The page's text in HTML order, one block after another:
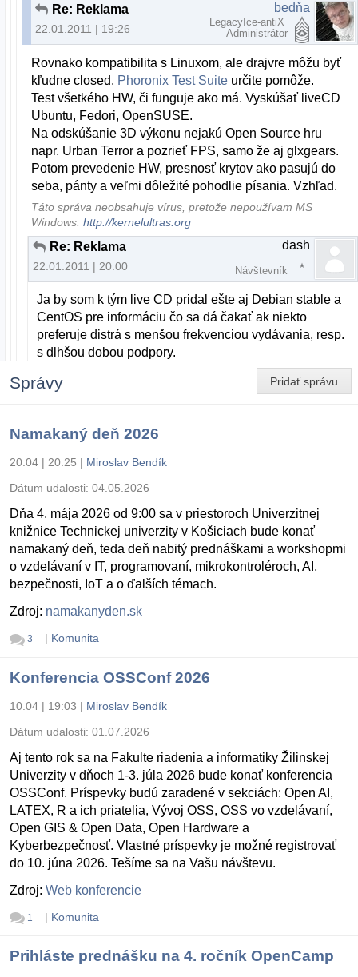
Re: Reklama
22.01.2011 | 19:26
bedňa
LegacyIce-antiX
Administrátor
Rovnako kompatibilita s Linuxom, ale drajvre môžu byť
kľudne closed. Phoronix Test Suite určite pomôže.
Test všetkého HW, či funguje ako má. Vyskúšať liveCD
Ubuntu, Fedori, OpenSUSE.
Na odskúšanie 3D výkonu nejakú Open Source hru
napr. Urban Terror a pozrieť FPS, samo že aj glxgears.
Potom prevedenie HW, presnosť krytov ako pasujú do
seba, pánty a veľmi dôležité pohodlie písania. Vzhľad.
Táto správa neobsahuje vírus, pretože nepoužívam MS
Windows.http://kernelultras.org
Re: Reklama
22.01.2011 | 20:00
dash
Návštevník
Ja by som k tým live CD pridal ešte aj Debian stable a
CentOS pre informáciu čo sa dá čakať ak niekto
preferuje distrá s menšou frekvenciou vydávania, resp.
s dlhšou dobou podpory.
Pridať správu
Správy
Namakaný deň 2026
20.04 | 20:25 | Miroslav Bendík
Dátum udalosti: 04.05.2026
Dňa 4. mája 2026 od 9:00 sa v priestoroch Univerzitnej
knižnice Technickej univerzity v Košiciach bude konať
namakaný deň, teda deň nabitý prednáškami a workshopmi
o vzdelávaní v IT, programovaní, mikrokontroléroch, AI,
bezpečnosti, IoT a o ďalších témach.
Zdroj: namakanyden.sk
3 | Komunita
Konferencia OSSConf 2026
10.04 | 19:03 | Miroslav Bendík
Dátum udalosti: 01.07.2026
Aj tento rok sa na Fakulte riadenia a informatiky Žilinskej
Univerzity v dňoch 1-3. júla 2026 bude konať konferencia
OSSConf. Príspevky budú zaradené v sekciách: Open AI,
LATEX, R a ich priatelia, Vývoj OSS, OSS vo vzdelávaní,
Open GIS & Open Data, Open Hardware a
Kyberbezpečnosť. Vlastné príspevky je možné registrovať
do 10. júna 2026. Tešíme sa na Vašu návštevu.
Zdroj: Web konferencie
1 | Komunita
Prihláste prednášku na 4. ročník OpenCamp